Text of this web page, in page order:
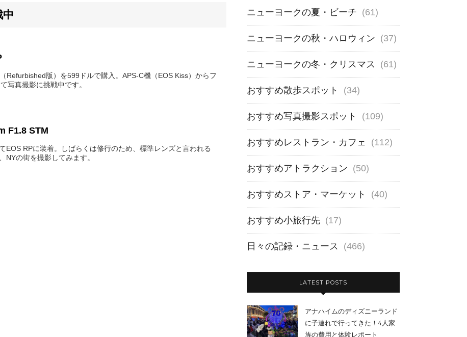
Refurbished版）を599ドルで購入。APS-C機（EOS Kiss）からフ
写真撮影に挑戦中です。
F1.8 STM
EOS RPに装着。しばらくは修行のため、標準レンズと言われる
NYの街を撮影してみます。
ニューヨークの夏・ビーチ (61)
ニューヨークの秋・ハロウィン (37)
ニューヨークの冬・クリスマス (61)
おすすめ散歩スポット (34)
おすすめ写真撮影スポット (109)
おすすめレストラン・カフェ (112)
おすすめアトラクション (50)
おすすめストア・マーケット (40)
おすすめ小旅行先 (17)
日々の記録・ニュース (466)
LATEST POSTS
アナハイムのディズニーランド
に子連れで行ってきた！4人家
族の費用と体験レポート